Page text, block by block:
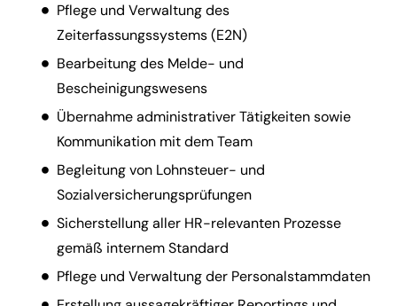
Pflege und Verwaltung des
Zeiterfassungssystems (E2N)
Bearbeitung des Melde- und
Bescheinigungswesens
Übernahme administrativer Tätigkeiten sowie
Kommunikation mit dem Team
Begleitung von Lohnsteuer- und
Sozialversicherungsprüfungen
Sicherstellung aller HR-relevanten Prozesse
gemäß internem Standard
Pflege und Verwaltung der Personalstammdaten